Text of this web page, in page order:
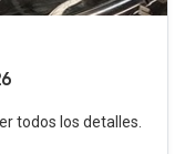
todos los detalles.